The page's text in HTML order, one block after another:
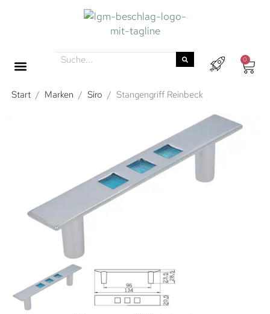
0
Start / Marken / Siro / Stangengriff Reinbeck